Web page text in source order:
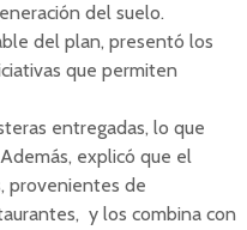
del suelo.
del plan, presentó los
que permiten
entregadas, lo que
explicó que el
provenientes de
y los combina con